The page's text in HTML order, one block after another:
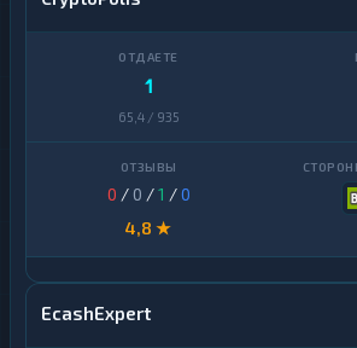
1
65,4 / 935
0 / 0 /1 /0
4,8 ★
EcashExpert